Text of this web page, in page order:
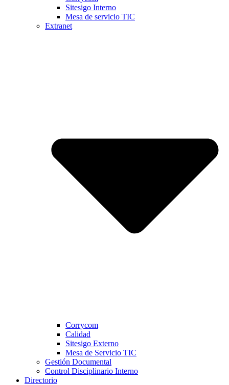
Sitesigo Interno
Mesa de servicio TIC
Extranet
Corrycom
Calidad
Sitesigo Externo
Mesa de Servicio TIC
Gestión Documental
Control Disciplinario Interno
Directorio